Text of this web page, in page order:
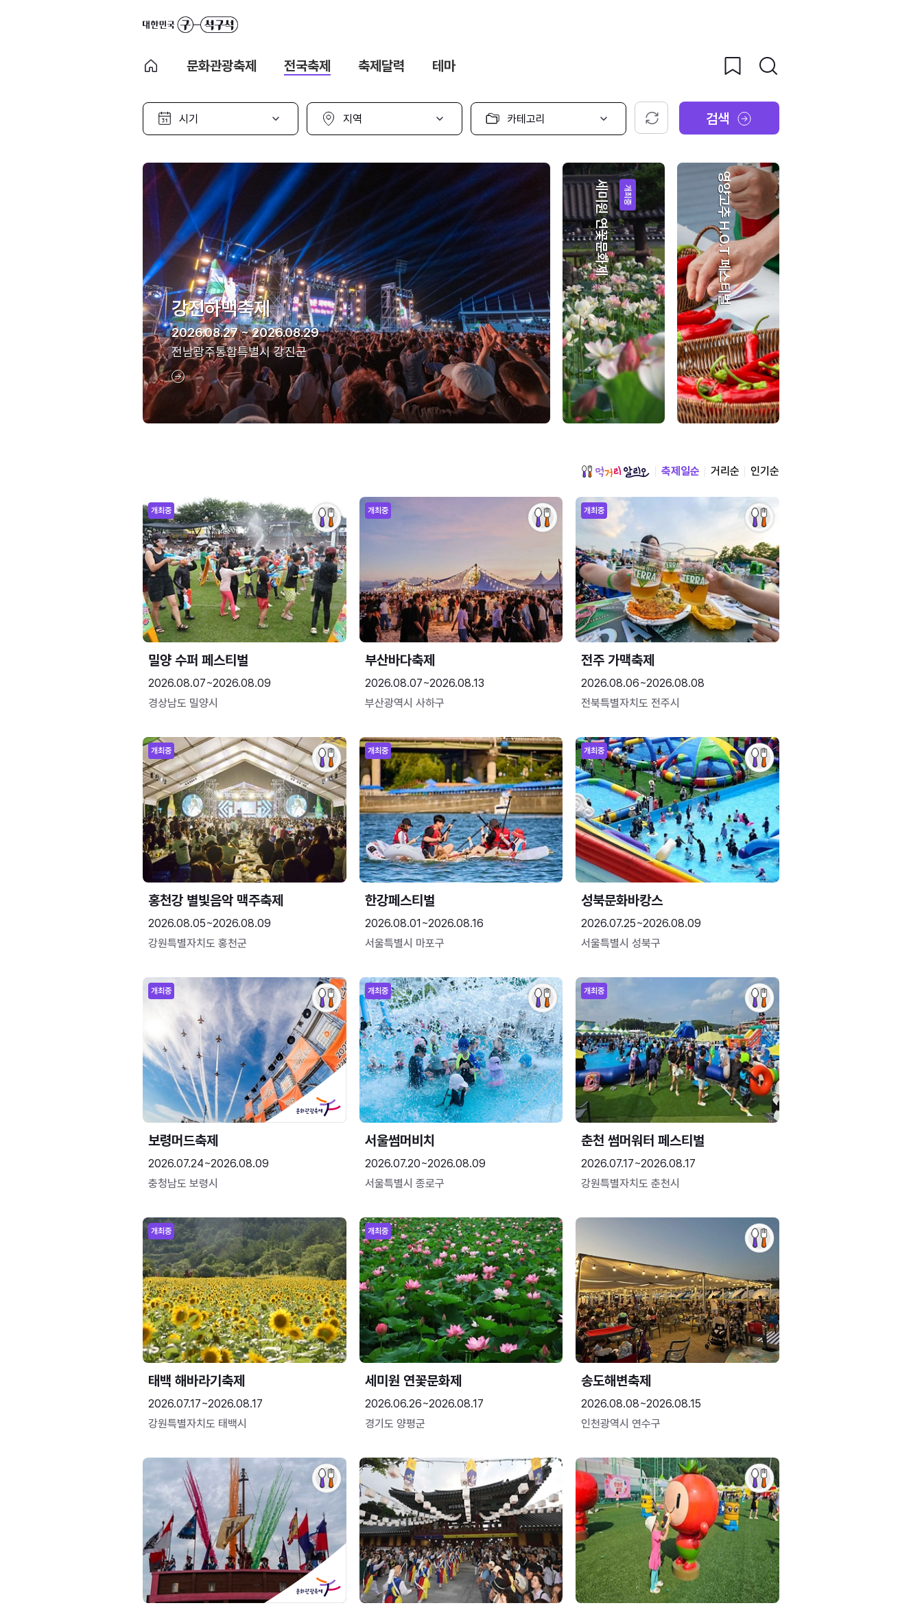
문화관광축제 전국축제 축제달력 테마
시
선
지
선
카
고
선
택
초기화 검색
강진하맥축제
2026.08.27 ~ 2026.08.29
전남광주통합특별시 강진군
개최중
세미원 연꽃문화제 영양고추 H.O.T 페스티벌
축제일순 거리순 인기순
개최중
밀양 수퍼 페스티벌
2026.08.07~2026.08.09
경상남도 밀양시
개최중
부산바다축제
2026.08.07~2026.08.13
부산광역시 사하구
개최중
전주 가맥축제
2026.08.06~2026.08.08
전북특별자치도 전주시
개최중
홍천강 별빛음악 맥주축제
2026.08.05~2026.08.09
강원특별자치도 홍천군
개최중
한강페스티벌
2026.08.01~2026.08.16
서울특별시 마포구
개최중
성북문화바캉스
2026.07.25~2026.08.09
서울특별시 성북구
개최중
보령머드축제
2026.07.24~2026.08.09
충청남도 보령시
개최중
서울썸머비치
2026.07.20~2026.08.09
서울특별시 종로구
개최중
춘천 썸머워터 페스티벌
2026.07.17~2026.08.17
강원특별자치도 춘천시
개최중
태백 해바라기축제
2026.07.17~2026.08.17
강원특별자치도 태백시
개최중
세미원 연꽃문화제
2026.06.26~2026.08.17
경기도 양평군
송도해변축제
2026.08.08~2026.08.15
인천광역시 연수구